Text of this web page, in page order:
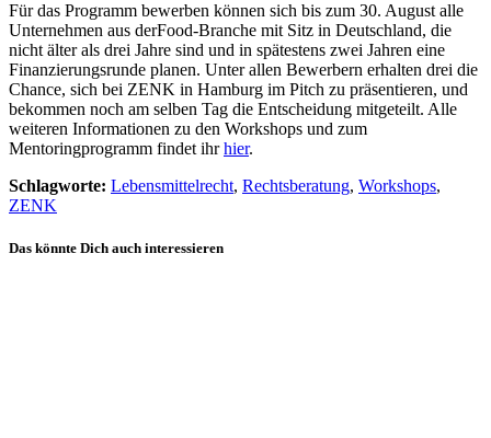
Für das Programm bewerben können sich bis zum 30. August alle
Unternehmen aus derFood-Branche mit Sitz in Deutschland, die
nicht älter als drei Jahre sind und in spätestens zwei Jahren eine
Finanzierungsrunde planen. Unter allen Bewerbern erhalten drei die
Chance, sich bei ZENK in Hamburg im Pitch zu präsentieren, und
bekommen noch am selben Tag die Entscheidung mitgeteilt. Alle
weiteren Informationen zu den Workshops und zum
Mentoringprogramm findet ihrhier.
Schlagworte: Lebensmittelrecht, Rechtsberatung, Workshops,
ZENK
Das könnte Dich auch interessieren